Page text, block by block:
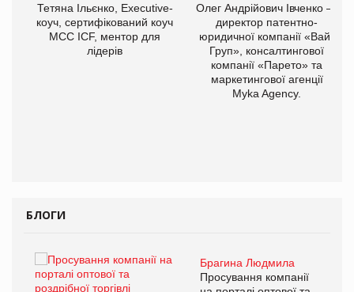
Тетяна Ільєнко, Executive-
коуч, сертифікований коуч
МСС ICF, ментор для
лідерів
Олег Андрійович Івченко —
директор патентно-
юридичної компанії «Вайз
Груп», консалтингової
компанії «Парето» та
маркетингової агенції
Myka Agency.
БЛОГИ
Брагина Людмила
Просування компанії